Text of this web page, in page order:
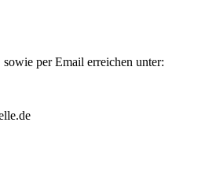
per Email erreichen unter: